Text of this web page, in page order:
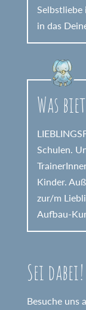
Selbstliebe
in das
Was
Schulen.
Kinder.
zur/m
Aufbau-
Sei dabei!
Besuche uns